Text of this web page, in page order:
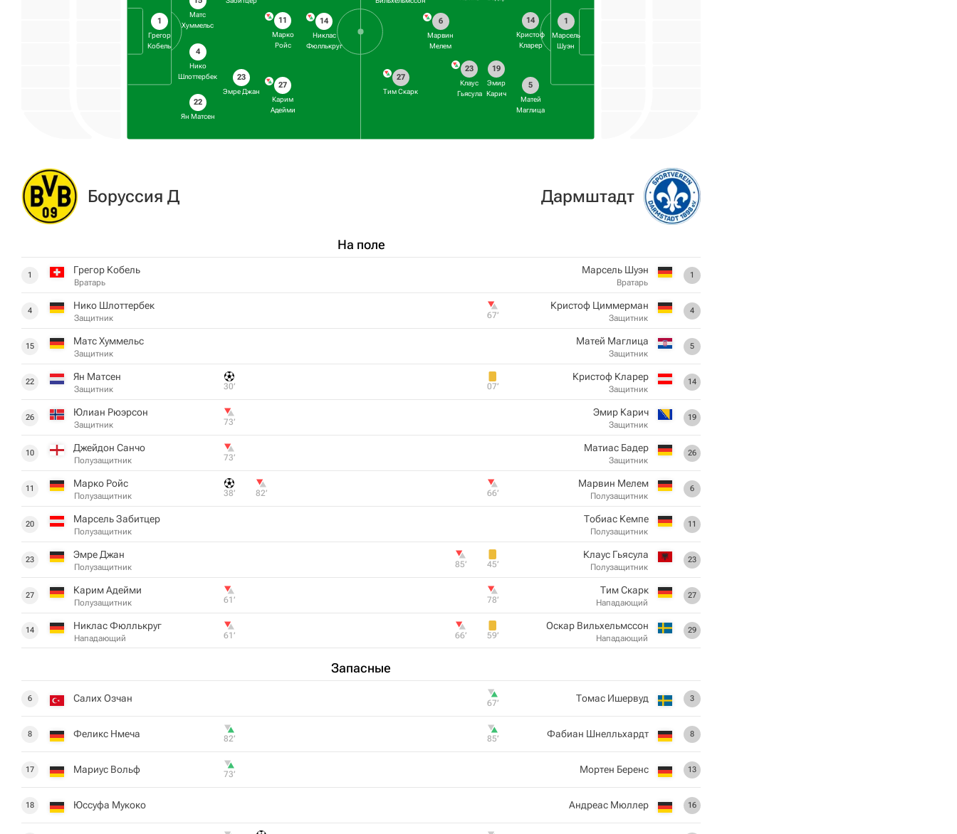
1
Грегор
Кобель
Матс
Хуммельс
4
Нико
Шлоттербек
22
Ян Матсен
23
Эмре Джан
11
Марко
Ройс
27
Карим
Адейми
14
Никлас
Фюллькруг
1
Марсель
Шуэн
14
Кристоф
Кларер
5
Матей
Маглица
19
Эмир
Карич
23
Клаус
Гьясула
6
Марвин
Мелем
27
Тим Скарк
Боруссия Д
На поле
1 Грегор Кобель
Вратарь
4 Нико Шлоттербек
Защитник
15 Матс Хуммельс
Защитник
22 Ян Матсен
Защитник 30‎’‎
26 Юлиан Рюэрсон
Защитник 73‎’‎
10 Джейдон Санчо
Полузащитник 73‎’‎
11 Марко Ройс
Полузащитник 38‎’‎ 82‎’‎
20 Марсель Забитцер
Полузащитник
23 Эмре Джан
Полузащитник
27 Карим Адейми
Полузащитник 61‎’‎
14 Никлас Фюллькруг
Нападающий 61‎’‎
Запасные
6 Салих Озчан
8 Феликс Нмеча 82‎’‎
17 Мариус Вольф 73‎’‎
18 Юссуфа Мукоко
Дармштадт
1
Марсель Шуэн
Вратарь
4
Кристоф Циммерман
Защитник
67‎’‎
5
Матей Маглица
Защитник
14
Кристоф Кларер
Защитник
07‎’‎
19
Эмир Карич
Защитник
26
Матиас Бадер
Защитник
6
Марвин Мелем
Полузащитник
66‎’‎
11
Тобиас Кемпе
Полузащитник
23
Клаус Гьясула
Полузащитник
45‎’‎
85‎’‎
27
Тим Скарк
Нападающий
78‎’‎
29
Оскар Вильхельмссон
Нападающий
59‎’‎
66‎’‎
3
Томас Ишервуд
67‎’‎
8
Фабиан Шнелльхардт
85‎’‎
13
Мортен Беренс
16
Андреас Мюллер